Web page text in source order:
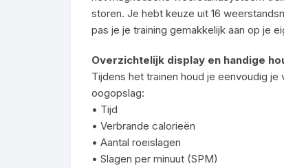
storen. Je hebt keuze uit 16
pas je je training gemakkelijk aan op je
Overzichtelijk display en handige
Tijdens het trainen houd je eenvoudig
oogopslag:
• Tijd
• Verbrande calorieën
• Aantal roeislagen
• Slagen per minuut (SPM)